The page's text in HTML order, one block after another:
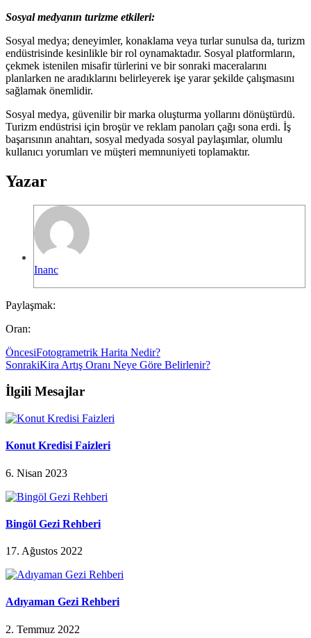
Sosyal medyanın turizme etkileri:
Sosyal medya; deneyimler, konaklama veya turlar sunulsa da, turizm
endüstrisinde kesinlikle bir rol oynamaktadır. Sosyal platformların,
çekmek istenilen misafir türlerini ve bir sonraki maceralarını
planlarken ne aradıklarını belirleyerek işe yarar şekilde çalışmasını
sağlamak önemlidir.
Sosyal medya, güvenilir bir marka oluşturma yollarını dönüştürdü.
Turizm endüstrisi için broşür ve reklam panoları çağı sona erdi. İş
başarısının anahtarı, sosyal medyada sosyal paylaşımlar, olumlu
kullanıcı yorumları ve müşteri memnuniyeti toplamaktır.
Yazar
Inanc
Paylaşmak:
Oran:
ÖncesiFotogrametrik Harita Nedir?
SonrakiKira Artış Oranı Neye Göre Belirlenir?
İlgili Mesajlar
Konut Kredisi Faizleri
6. Nisan 2023
Bingöl Gezi Rehberi
17. Ağustos 2022
Adıyaman Gezi Rehberi
2. Temmuz 2022